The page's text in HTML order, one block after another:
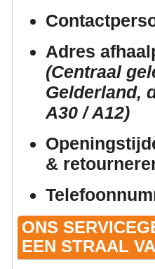
Adres
(Centraal
Gelderland,
A30 / A12)
&
ONS
EEN STRAAL